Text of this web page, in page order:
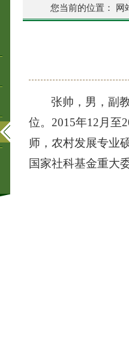
您当前的位置： 网
张帅，男，副
位。 2015年12 月至
师，农村发展专业
国家社科基金重大